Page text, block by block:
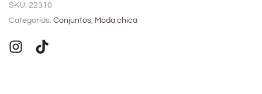
t
e
r
SKU: 22310
Categorías: Conjuntos, Moda chica